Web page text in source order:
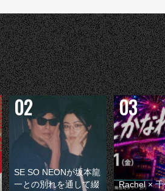
SE SO NEONが坂本龍
一との別れを通して綴
Rachel ×